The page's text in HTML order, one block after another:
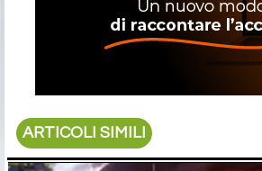
ARTICOLI SIMILI